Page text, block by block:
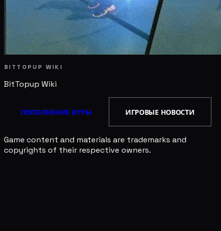
BITTOPUP WIKI
BitTopup Wiki
ПОПОЛНЕНИЕ ИГРЫ ИГРОВЫЕ НОВОСТИ
Game content and materials are trademarks and
copyrights of their respective owners.